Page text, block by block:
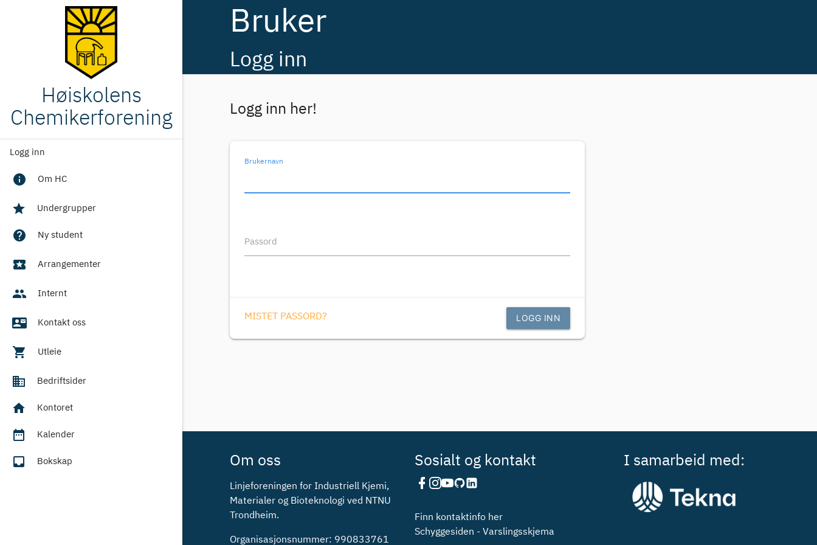
Bruker
Logg inn
Høiskolens
Chemikerforening
Logg inn
info Om HC
star Undergrupper
help Ny student
local_activity Arrangementer
people Internt
contact_mail Kontakt oss
shopping_cart Utleie
business Bedriftsider
home Kontoret
date_range Kalender
inbox Bokskap
Logg inn her!
Brukernavn
Passord
MISTET PASSORD? LOGG INN
Om oss
Linjeforeningen for Industriell Kjemi,
Materialer og Bioteknologi ved NTNU
Trondheim.
Organisasjonsnummer: 990833761
Sosialt og kontakt
Finn kontaktinfo her
Schyggesiden - Varslingsskjema
I samarbeid med: